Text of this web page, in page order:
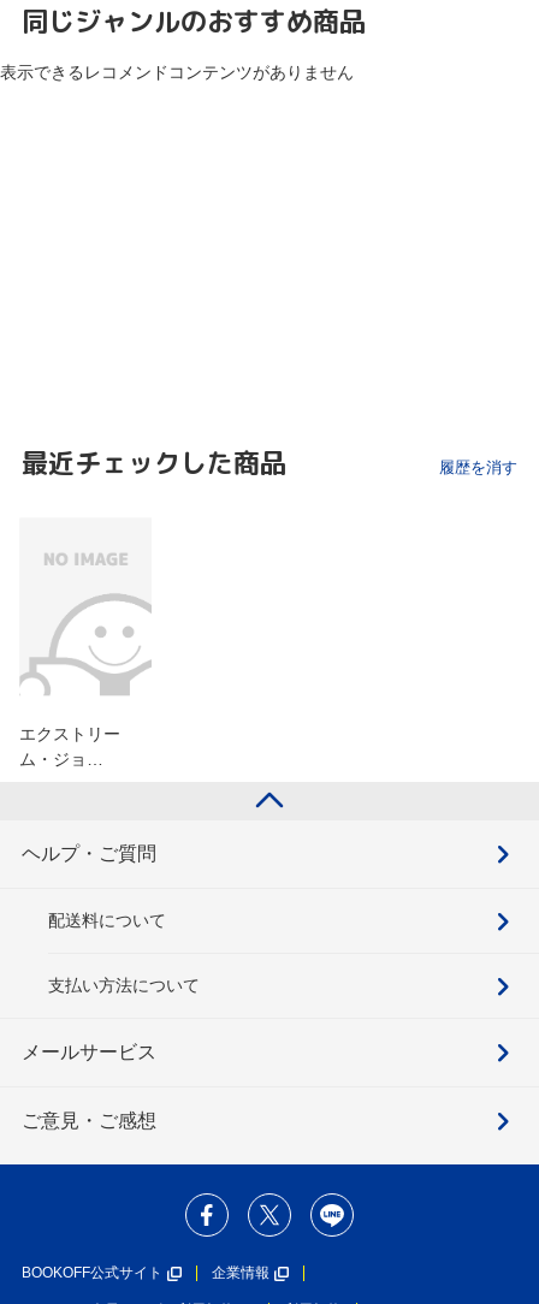
同じジャンルのおすすめ商品
表示できるレコメンドコンテンツがありません
最近チェックした商品 履歴を消す
エクストリー
ム・ジョ…
ヘルプ・ご質問
配送料について
支払い方法について
メールサービス
ご意見・ご感想
BOOKOFF公式サイト 企業情報